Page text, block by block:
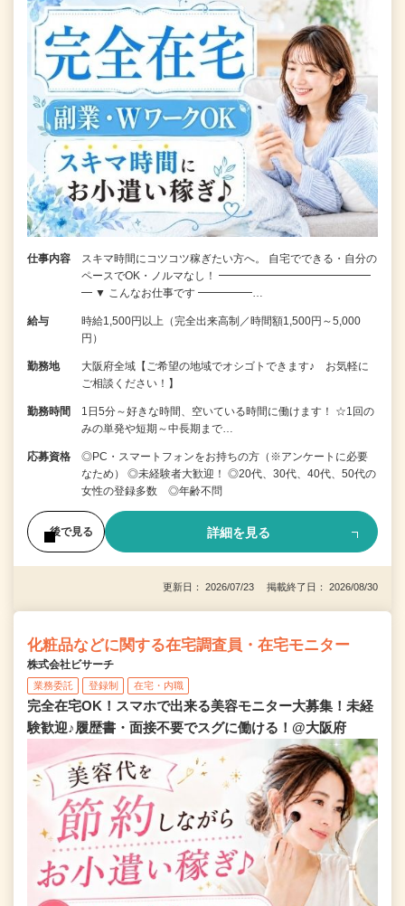
仕事内容
スキマ時間にコツコツ稼ぎたい方へ。 自宅でできる・自分の
ペースでOK・ノルマなし！ ━━━━━━━━━━━━━━
━ ▼ こんなお仕事です ━━━━━…
給与
時給1,500円以上（完全出来高制／時間額1,500円～5,000
円）
勤務地
大阪府全域【ご希望の地域でオシゴトできます♪ お気軽に
ご相談ください！】
勤務時間
1日5分～好きな時間、空いている時間に働けます！ ☆1回の
みの単発や短期～中長期まで…
応募資格
◎PC・スマートフォンをお持ちの方（※アンケートに必要
なため） ◎未経験者大歓迎！ ◎20代、30代、40代、50代の
女性の登録多数 ◎年齢不問
後で見る 詳細を見る
更新日： 2026/07/23 掲載終了日： 2026/08/30
化粧品などに関する在宅調査員・在宅モニター
株式会社ビサーチ
業務委託 登録制 在宅・内職
完全在宅OK！スマホで出来る美容モニター大募集！未経
験歓迎♪履歴書・面接不要でスグに働ける！@大阪府